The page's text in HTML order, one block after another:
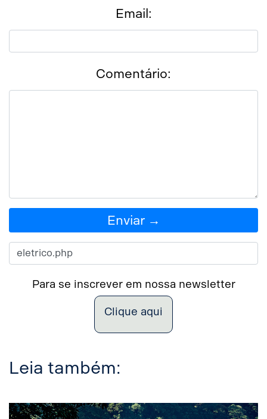
Email:
Comentário:
Enviar →
Para se inscrever em nossa newsletter
Clique aqui
Leia também: